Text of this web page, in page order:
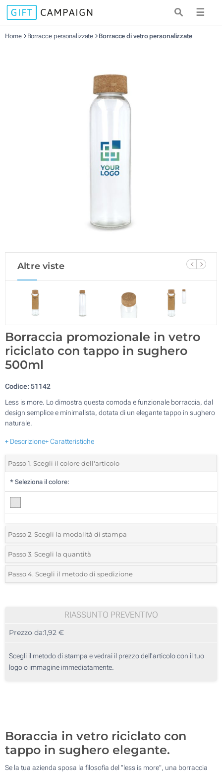
☰
Home Borracce personalizzate Borracce di vetro personalizzate
Altre viste
Borraccia promozionale in vetro
riciclato con tappo in sughero
500ml
Codice:51142
Less is more. Lo dimostra questa comoda e funzionale borraccia, dal
design semplice e minimalista, dotata di un elegante tappo in sughero
naturale.
+ Descrizione+ Caratteristiche
Passo 1. Scegli il colore dell'articolo
* Seleziona il colore:
Passo 2. Scegli la modalità di stampa
*Seleziona la posizione di stampa e il colore del vostro logo:
Incisione Laser (Su un lato)
Passo 3. Scegli la quantità
*Quantità desiderata:
20
50
100
Passo 4. Scegli il metodo di spedizione
RIASSUNTO PREVENTIVO
Prezzo da:1,92 €
Scegli il metodo di stampa e vedrai il prezzo dell'articolo con il tuo
logo o immagine immediatamente.
Boraccia in vetro riciclato con
tappo in sughero elegante.
Se la tua azienda sposa la filosofia del "less is more", una borraccia